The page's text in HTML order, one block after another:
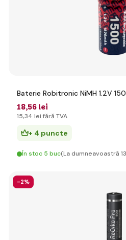
Baterie Robitronic NiMH 1.2V
18,56 lei
15,34 lei fără TVA
+ 4 puncte
În stoc 5 buc(La dumneavoastră
-2%